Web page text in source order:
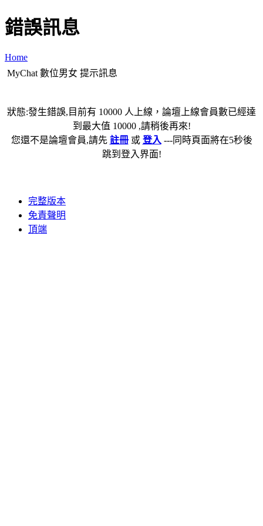
錯誤訊息
Home
MyChat 數位男女 提示訊息
狀態:發生錯誤,目前有 10000 人上線，論壇上線會員數已經達
到最大值 10000 ,請稍後再來!
您還不是論壇會員,請先 註冊或 登入 ---同時頁面將在5秒後
跳到登入界面!
完整版本
免責聲明
頂端